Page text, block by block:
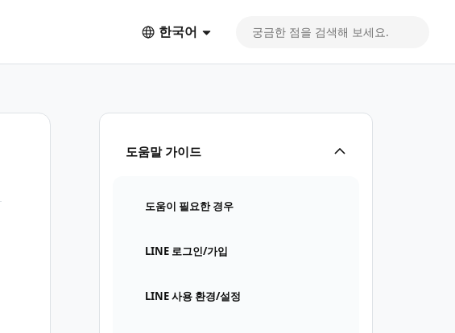
한국어
도움말 가이드
도움이 필요한 경우
LINE 로그인/가입
LINE 사용 환경/설정